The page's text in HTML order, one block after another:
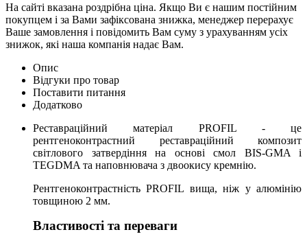
На сайті вказана роздрібна ціна. Якщо Ви є нашим постійним
покупцем і за Вами зафіксована знижка, менеджер перерахує
Ваше замовлення і повідомить Вам суму з урахуванням усіх
знижок, які наша компанія надає Вам.
Опис
Відгуки про товар
Поставити питання
Додатково
Реставраційний матеріал PROFIL - це
рентгеноконтрастний реставраційний композит
світлового затвердіння на основі смол BIS-GMA і
TEGDMA та наповнювача з двоокису кремнію.
Рентгеноконтрастність PROFIL вища, ніж у алюмінію
товщиною 2 мм.
Властивості та переваги